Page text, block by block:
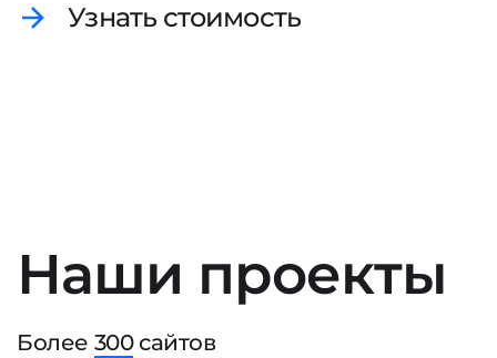
Узнать стоимость
Наши проекты
Более 300сайтов